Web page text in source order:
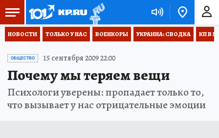
НОВОСТИ ТОЛЬКО У НАС ВОЕНКОРЫ УКРАИНА: СВОДКА КП В
ОБЩЕСТВО 15 сентября 2009 22:00
Почему мы теряем вещи
Психологи уверены: пропадает только то,
что вызывает у нас отрицательные эмоции